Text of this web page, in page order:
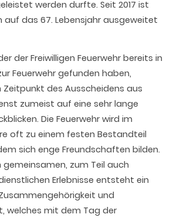
werden durfte. Seit 2017 ist
auf das 67. Lebensjahr ausgeweitet
der Freiwilligen Feuerwehr bereits in
Feuerwehr gefunden haben,
Zeitpunkt des Ausscheidens aus
zumeist auf eine sehr lange
Die Feuerwehr wird im
oft zu einem festen Bestandteil
sich enge Freundschaften bilden.
gemeinsamen, zum Teil auch
Erlebnisse entsteht ein
und
welches mit dem Tag der